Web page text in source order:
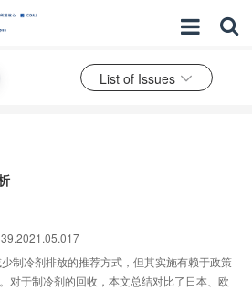
List of Issues
制冷剂排放的推荐方式，但其实施有赖于政策
对于制冷剂的回收，本文总结对比了日本、欧